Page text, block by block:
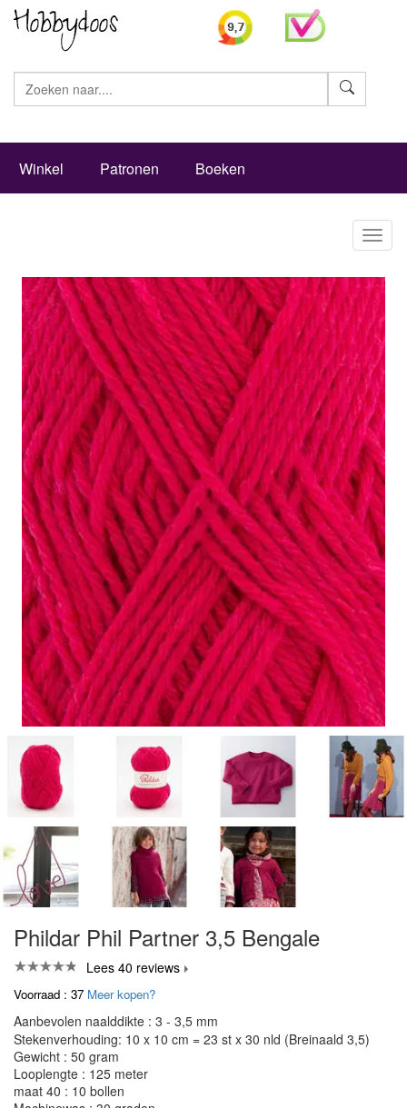
Winkel Patronen Boeken
Phildar Phil Partner 3,5 Bengale
Lees 40 reviews
Voorraad : 37 Meer kopen?
Aanbevolen naalddikte : 3 - 3,5 mm
Stekenverhouding: 10 x 10 cm = 23 st x 30 nld (Breinaald 3,5)
Gewicht : 50 gram
Looplengte : 125 meter
maat 40 : 10 bollen